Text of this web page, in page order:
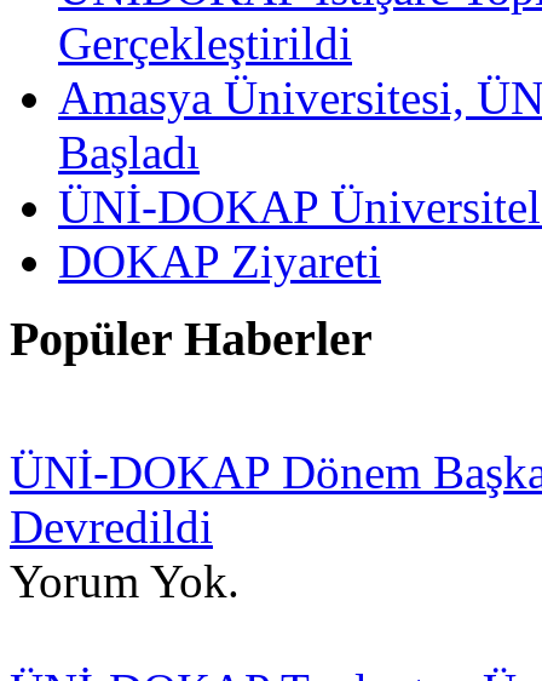
Gerçekleştirildi
Amasya Üniversitesi,
Başladı
ÜNİ-DOKAP
DOKAP Ziyareti
Popüler Haberler
ÜNİ-DOKAP Dönem
Devredildi
Yorum Yok.